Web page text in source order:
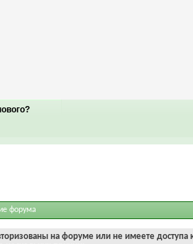
форума
на форуме или не имеете доступа